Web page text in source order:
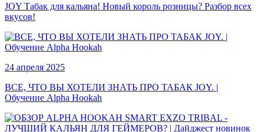
JOY Табак для кальяна! Новый король розницы? Разбор всех
вкусов!
24 апреля 2025
ВСЕ, ЧТО ВЫ ХОТЕЛИ ЗНАТЬ ПРО ТАБАК JOY. |
Обучение Alpha Hookah